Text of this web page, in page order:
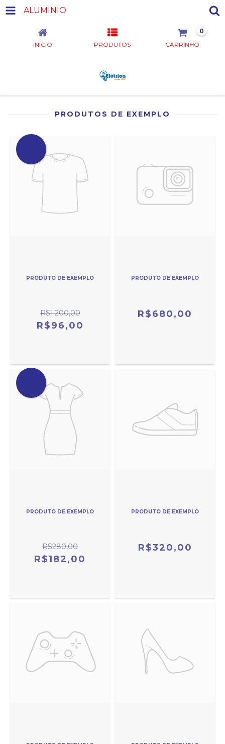
ALUMINIO
INÍCIO PRODUTOS CARRINHO
0
PRODUTOS DE EXEMPLO
PRODUTO DE EXEMPLO
R$1.200,00
R$96,00
PRODUTO DE EXEMPLO
R$680,00
PRODUTO DE EXEMPLO
R$280,00
R$182,00
PRODUTO DE EXEMPLO
R$320,00